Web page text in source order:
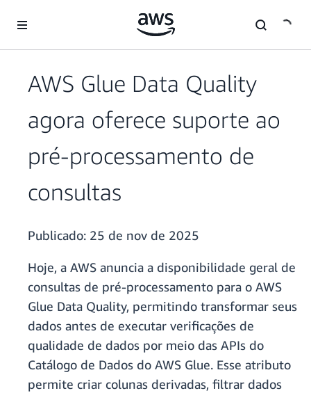
Pular para o conteúdo principal
AWS Glue Data Quality
agora oferece suporte ao
pré-processamento de
consultas
Publicado: 25 de nov de 2025
Hoje, a AWS anuncia a disponibilidade geral de
consultas de pré-processamento para o AWS
Glue Data Quality, permitindo transformar seus
dados antes de executar verificações de
qualidade de dados por meio das APIs do
Catálogo de Dados do AWS Glue. Esse atributo
permite criar colunas derivadas, filtrar dados